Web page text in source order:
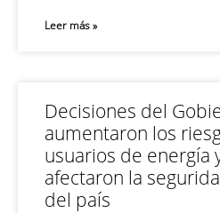
Leer más »
Decisiones del
aumentaron los
usuarios de energía
afectaron la
del país